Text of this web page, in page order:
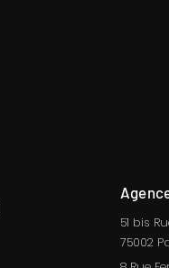
51 bis
75002